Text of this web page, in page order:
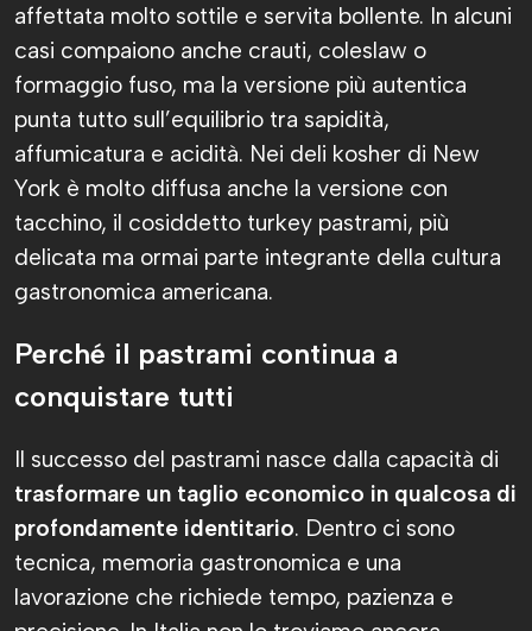
affettata molto sottile e servita bollente. In alcuni
casi compaiono anche crauti, coleslaw o
formaggio fuso, ma la versione più autentica
punta tutto sull’equilibrio tra sapidità,
affumicatura e acidità. Nei deli kosher di New
York è molto diffusa anche la versione con
tacchino, il cosiddetto turkey pastrami, più
delicata ma ormai parte integrante della cultura
gastronomica americana.
Perché il pastrami continua a
conquistare tutti
Il successo del pastrami nasce dalla capacità di
trasformare un taglio economico in qualcosa di
profondamente identitario. Dentro ci sono
tecnica, memoria gastronomica e una
lavorazione che richiede tempo, pazienza e